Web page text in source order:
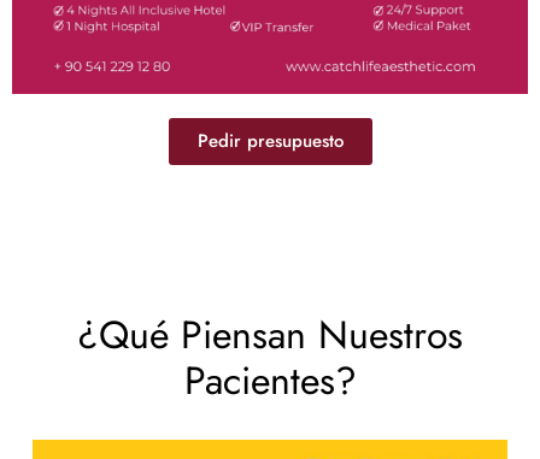
Pedir presupuesto
¿Qué Piensan Nuestros
Pacientes?